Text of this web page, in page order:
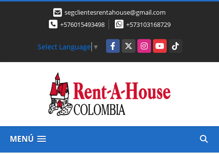
segclientesrentahouse@gmail.com
+576015493498
+573103168729
Select Language ▼ Facebook
X InstagramYouTubeTikTok
MENÚ